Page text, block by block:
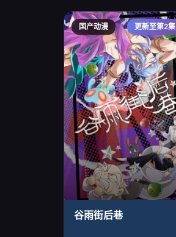
国产动漫 更新至第2集
谷雨街后巷